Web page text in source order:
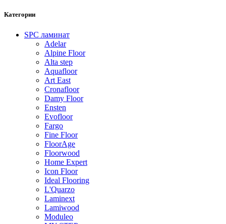
Категории
SPC ламинат
Adelar
Alpine Floor
Alta step
Aquafloor
Art East
Cronafloor
Damy Floor
Ensten
Evofloor
Fargo
Fine Floor
FloorAge
Floorwood
Home Expert
Icon Floor
Ideal Flooring
L'Quarzo
Laminext
Lamiwood
Moduleo